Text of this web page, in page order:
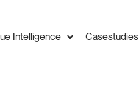
Intelligence Casestudies